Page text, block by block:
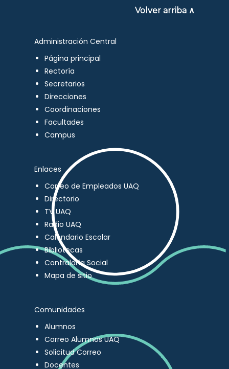
Volver arriba ∧
Administración Central
Página principal
Rectoría
Secretarios
Direcciones
Coordinaciones
Facultades
Campus
Enlaces
Correo de Empleados UAQ
Directorio
TV UAQ
Radio UAQ
Calendario Escolar
Bibliotecas
Contraloría Social
Mapa de sitio
Comunidades
Alumnos
Correo Alumnos UAQ
Solicitud Correo
Docentes